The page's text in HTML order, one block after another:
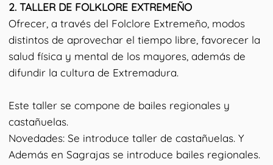
2.⁠ ⁠TALLER DE FOLKLORE EXTREMEÑO
Ofrecer, a través del Folclore Extremeño, modos
distintos de aprovechar el tiempo libre, favorecer la
salud física y mental de los mayores, además de
difundir la cultura de Extremadura.
Este taller se compone de bailes regionales y
castañuelas.
Novedades: Se introduce taller de castañuelas. Y
Además en Sagrajas se introduce bailes regionales.